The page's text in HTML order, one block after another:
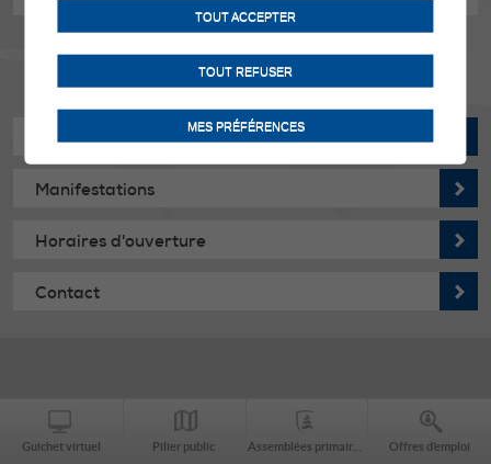
Actualités
Manifestations
Horaires d'ouverture
Contact
Guichet virtuel Pilier public Offres d’emploi
TOUT ACCEPTER
TOUT REFUSER
MES PRÉFÉRENCES